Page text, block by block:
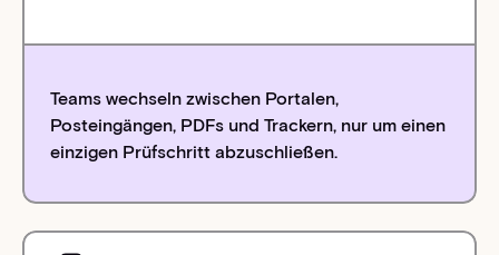
Teams wechseln zwischen Portalen,
Posteingängen, PDFs und Trackern, nur um einen
einzigen Prüfschritt abzuschließen.